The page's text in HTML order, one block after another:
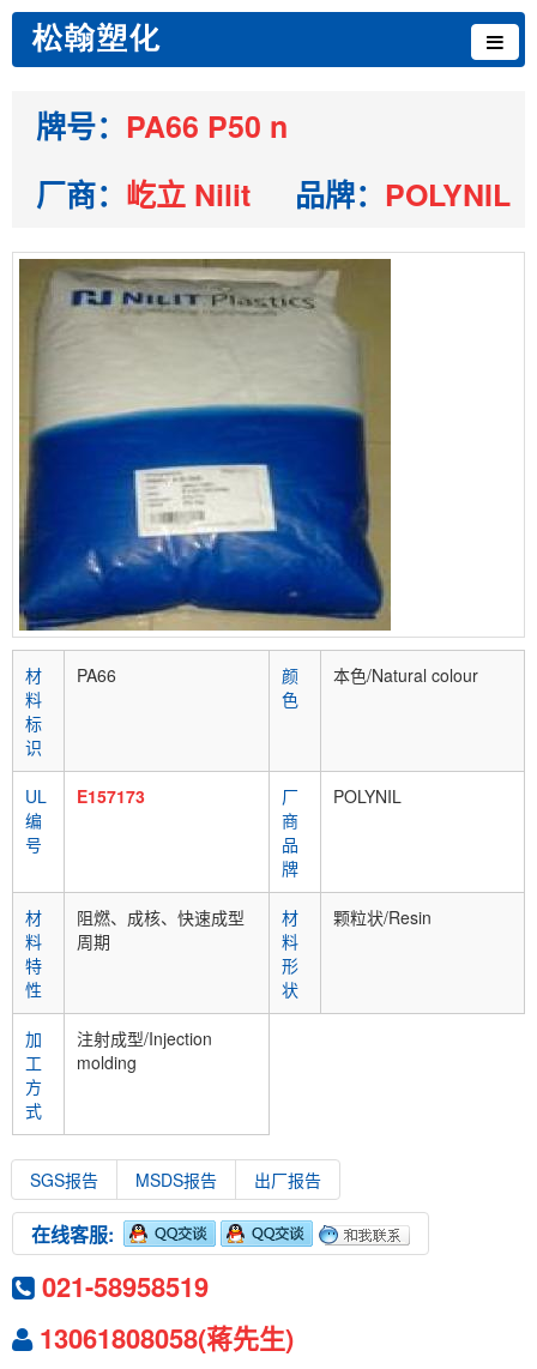
牌号： PA66 P50 n
厂商： 屹立 Nilit 品牌： POLYNIL
材
料
标
识
PA66
颜
色
本色/Natural colour
UL
编
号
E157173
厂
商
品
牌
POLYNIL
材
料
特
性
阻燃、成核、快速成型
周期
材
料
形
状
颗粒状/Resin
加
工
方
式
注射成型/Injection
molding
SGS报告 MSDS报告 出厂报告
在线客服:
021-58958519
13061808058(蒋先生)